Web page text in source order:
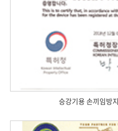
승강기용 손끼임방